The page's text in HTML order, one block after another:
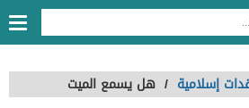
إسلامية / هل يسمع الميت